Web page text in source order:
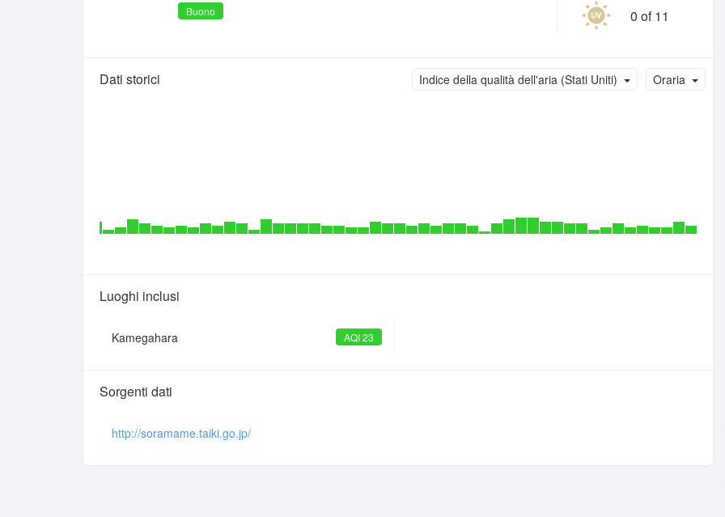
Buono 0 of 11
Dati storici Oraria
Indice della qualità dell'aria (Stati Uniti)
Luoghi inclusi
Kamegahara AQI 23
Sorgenti dati
http://soramame.taiki.go.jp/